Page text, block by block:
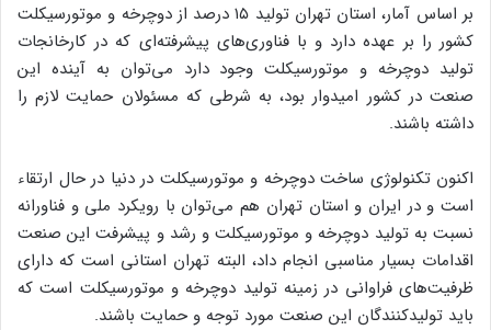
بر اساس آمار، استان تهران تولید ۱۵ درصد از دوچرخه و موتورسیکلت
کشور را بر عهده دارد و با فناوری‌های پیشرفته‌ای که در کارخانجات
تولید دوچرخه و موتورسیکلت وجود دارد می‌توان به آینده این
صنعت در کشور امیدوار بود، به شرطی که مسئولان حمایت لازم را
داشته باشند.
اکنون تکنولوژی ساخت دوچرخه و موتورسیکلت در دنیا در حال ارتقاء
است و در ایران و استان تهران هم می‌توان با رویکرد ملی و فناورانه
نسبت به تولید دوچرخه و موتورسیکلت و رشد و پیشرفت این صنعت
اقدامات بسیار مناسبی انجام داد، البته تهران استانی است که دارای
ظرفیت‌های فراوانی در زمینه تولید دوچرخه و موتورسیکلت است که
باید تولیدکنندگان این صنعت مورد توجه و حمایت باشند.